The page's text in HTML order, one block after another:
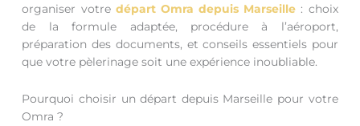
organiser votre départ Omra depuis Marseille : choix
de la formule adaptée, procédure à l’aéroport,
préparation des documents, et conseils essentiels pour
que votre pèlerinage soit une expérience inoubliable.
Pourquoi choisir un départ depuis Marseille pour votre
Omra ?